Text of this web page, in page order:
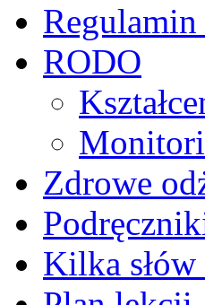
RODO
Zdrowe
Kilka